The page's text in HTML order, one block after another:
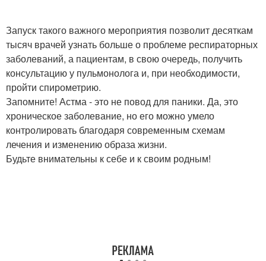
Запуск такого важного мероприятия позволит десяткам
тысяч врачей узнать больше о проблеме респираторных
заболеваний, а пациентам, в свою очередь, получить
консультацию у пульмонолога и, при необходимости,
пройти спирометрию.
Запомните! Астма - это не повод для паники. Да, это
хроническое заболевание, но его можно умело
контролировать благодаря современным схемам
лечения и изменению образа жизни.
Будьте внимательны к себе и к своим родным!